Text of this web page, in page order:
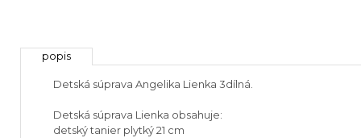
popis
Detská súprava Angelika Lienka 3dílná.
Detská súprava Lienka obsahuje:
detský tanier plytký 21 cm